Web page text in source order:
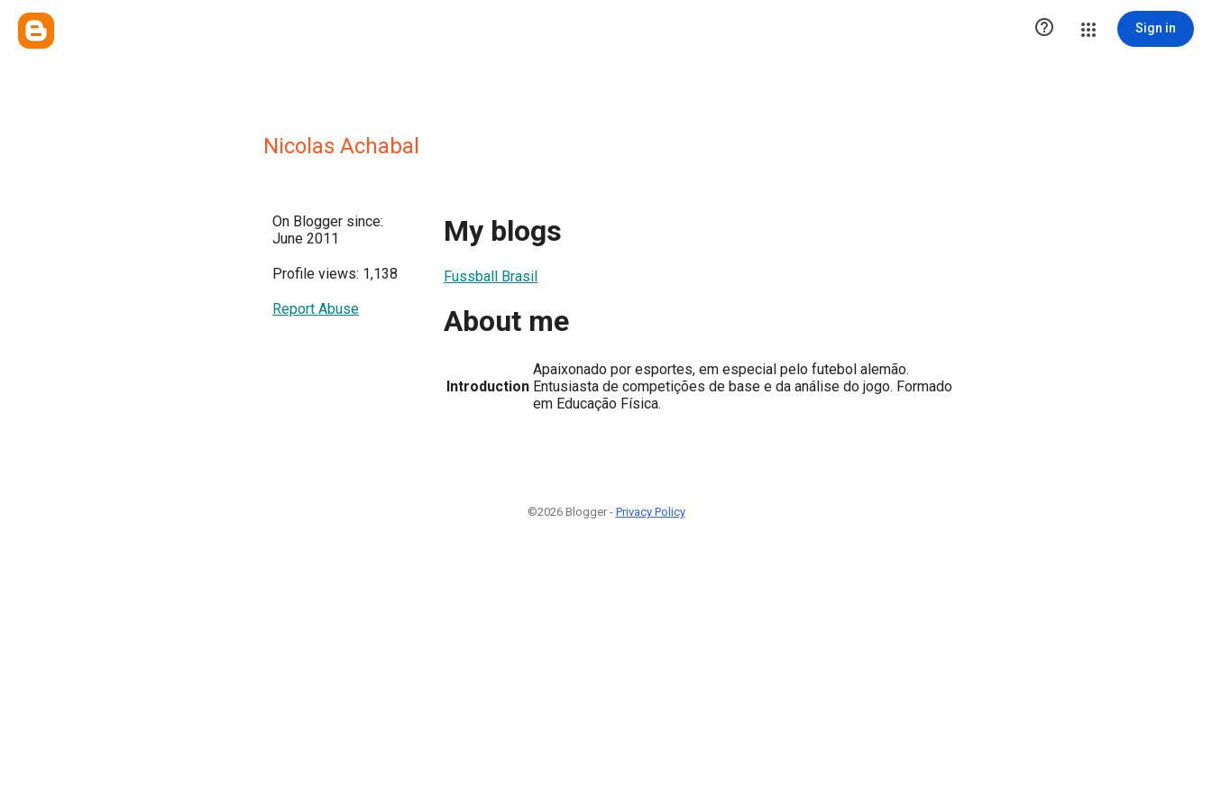
 Sign in
Nicolas Achabal
On Blogger since:
June 2011
Profile views: 1,138
Report Abuse
My blogs
Fussball Brasil
About me
Introduction
Apaixonado por esportes, em especial pelo futebol alemão.
Entusiasta de competições de base e da análise do jogo. Formado
em Educação Física.
©2026 Blogger - Privacy Policy